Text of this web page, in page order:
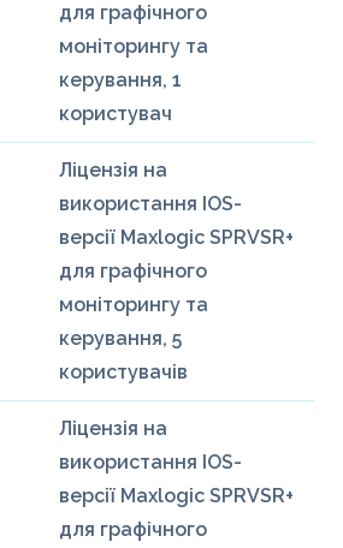
для графічного
моніторингу та
керування, 1
користувач
Ліцензія на
використання IOS-
версії Maxlogic SPRVSR+
для графічного
моніторингу та
керування, 5
користувачів
Ліцензія на
використання IOS-
версії Maxlogic SPRVSR+
для графічного